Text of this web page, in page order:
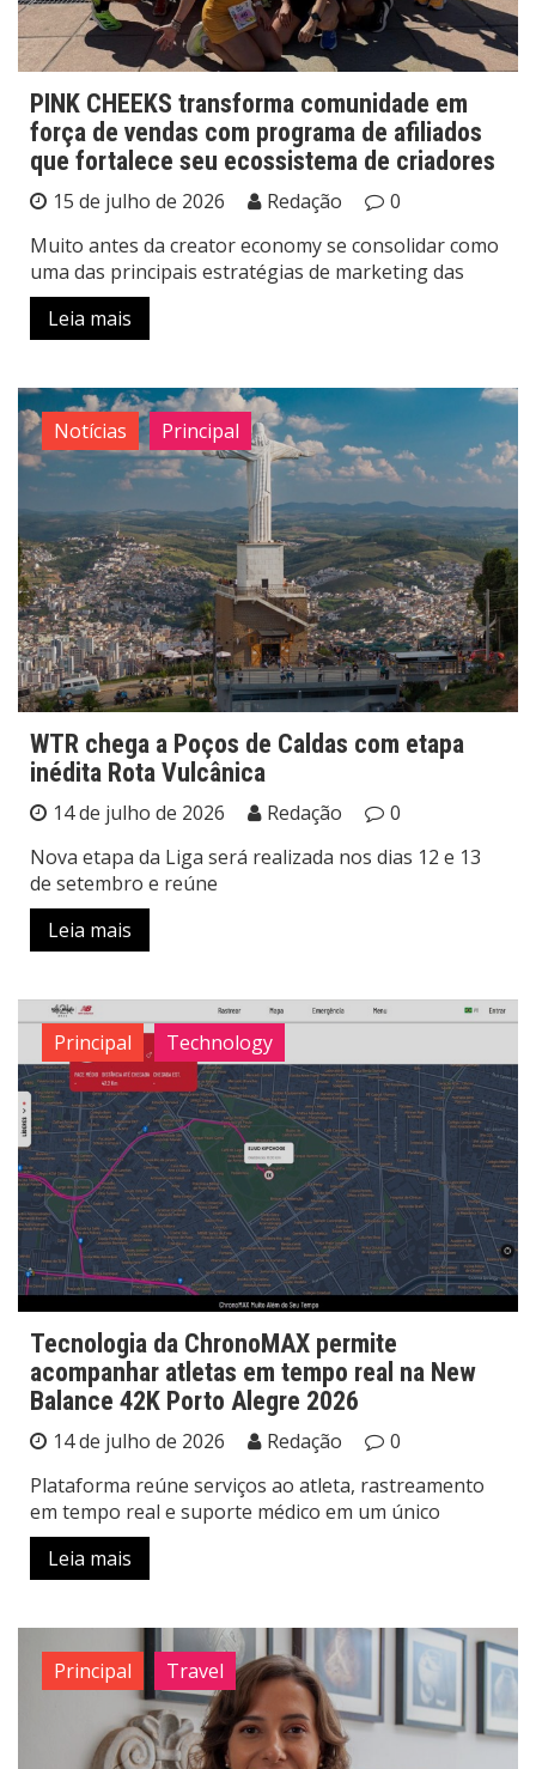
PINK CHEEKS transforma comunidade em
força de vendas com programa de afiliados
que fortalece seu ecossistema de criadores
15 de julho de 2026 Redação
0
Muito antes da creator economy se consolidar como
uma das principais estratégias de marketing das
Leia mais
Notícias Principal
WTR chega a Poços de Caldas com etapa
inédita Rota Vulcânica
14 de julho de 2026 Redação
0
Nova etapa da Liga será realizada nos dias 12 e 13
de setembro e reúne
Leia mais
Principal Technology
Tecnologia da ChronoMAX permite
acompanhar atletas em tempo real na New
Balance 42K Porto Alegre 2026
14 de julho de 2026 Redação
0
Plataforma reúne serviços ao atleta, rastreamento
em tempo real e suporte médico em um único
Leia mais
Principal Travel